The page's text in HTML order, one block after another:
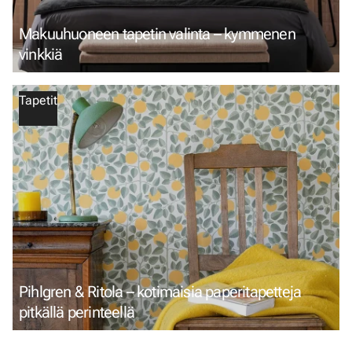
Makuuhuoneen tapetin valinta – kymmenen
vinkkiä
Tapetit
Pihlgren & Ritola – kotimaisia paperitapetteja
pitkällä perinteellä